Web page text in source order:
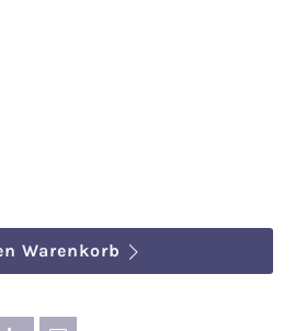
Gib den
Warenkorb